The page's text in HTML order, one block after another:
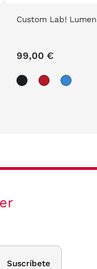
Custom Lab! Lumen
99,00 €
Suscríbete